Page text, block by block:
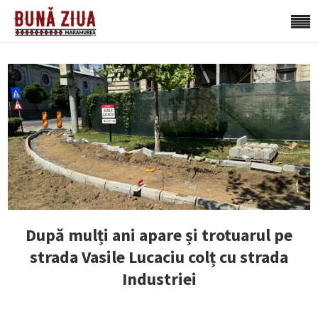
După mulți ani apare și trotuarul pe
strada Vasile Lucaciu colț cu strada
Industriei